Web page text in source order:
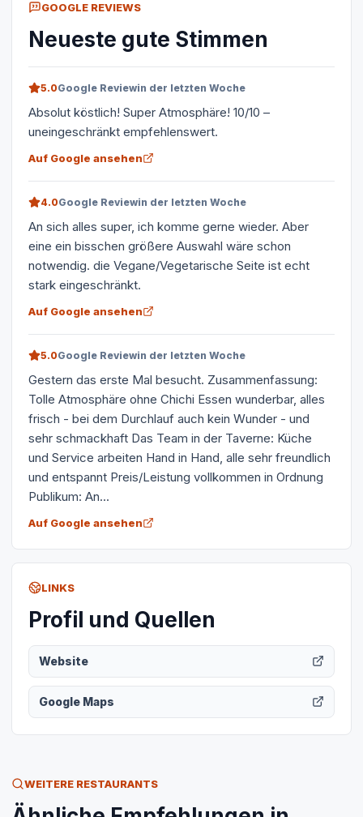
GOOGLE REVIEWS
Neueste gute Stimmen
5.0Google Reviewin der letzten Woche
Absolut köstlich! Super Atmosphäre! 10/10 –
uneingeschränkt empfehlenswert.
Auf Google ansehen
4.0Google Reviewin der letzten Woche
An sich alles super, ich komme gerne wieder. Aber
eine ein bisschen größere Auswahl wäre schon
notwendig. die Vegane/Vegetarische Seite ist echt
stark eingeschränkt.
Auf Google ansehen
5.0Google Reviewin der letzten Woche
Gestern das erste Mal besucht. Zusammenfassung:
Tolle Atmosphäre ohne Chichi Essen wunderbar, alles
frisch - bei dem Durchlauf auch kein Wunder - und
sehr schmackhaft Das Team in der Taverne: Küche
und Service arbeiten Hand in Hand, alle sehr freundlich
und entspannt Preis/Leistung vollkommen in Ordnung
Publikum: An...
Auf Google ansehen
LINKS
Profil und Quellen
Website
Google Maps
WEITERE RESTAURANTS